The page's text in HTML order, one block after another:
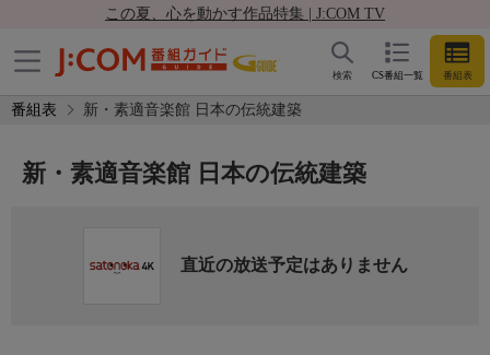
この夏、心を動かす作品特集 | J:COM TV
CS番組一覧 番組表
検索
番組表 新・素適音楽館 日本の伝統建築
新・素適音楽館 日本の伝統建築
直近の放送予定はありません